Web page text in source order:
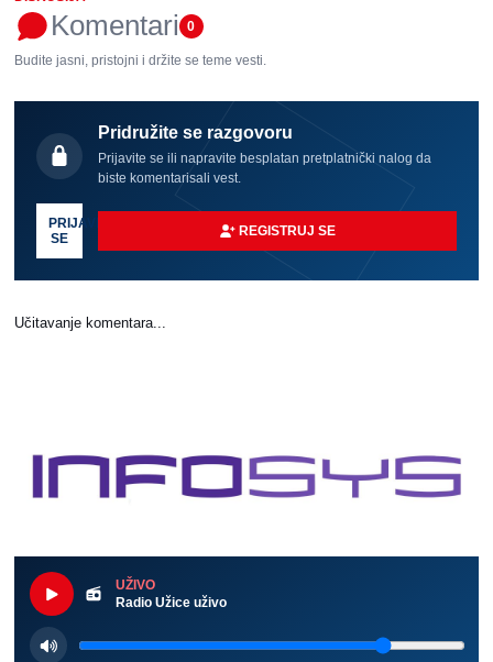
Komentari 0
Budite jasni, pristojni i držite se teme vesti.
Pridružite se razgovoru
Prijavite se ili napravite besplatan pretplatnički nalog da
biste komentarisali vest.
PRIJAVI
SE
REGISTRUJ SE
Učitavanje komentara...
UŽIVO
Radio Užice uživo